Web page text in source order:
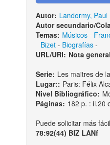
Autor: Landormy, Paul
Autor secundario/
Temas: Músicos-
Bizet- Biografías-
URL/URI: Nota
Serie: Les maitres de
Lugar:: Paris: Félix
Nivel Bibliográfico:
Páginas: 182 p. : il.20
Puede solicitar más
78:92(44) BIZ LANf